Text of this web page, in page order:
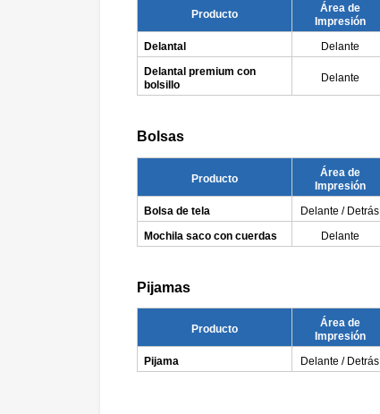
Producto
Área de
Impresión
Delantal Delante
Delantal premium con
bolsillo
Delante
Bolsas
Producto
Área de
Impresión
Bolsa de tela Delante / Detrás
Mochila saco con cuerdas
Delante
Pijamas
Producto
Área de
Impresión
Pijama Delante / Detrás